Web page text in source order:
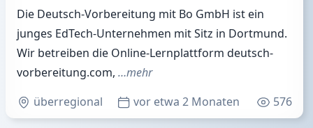
Die Deutsch-Vorbereitung mit Bo GmbH ist ein
junges EdTech-Unternehmen mit Sitz in Dortmund.
Wir betreiben die Online-Lernplattform deutsch-
vorbereitung.com, …mehr
überregional
vor etwa 2 Monaten 576